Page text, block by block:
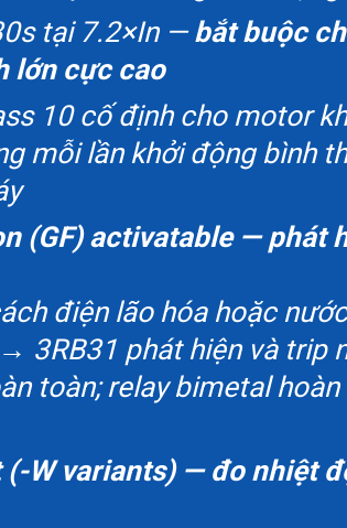
tại 7.2×In —bắt buộc
lớn cực cao
10 cố định cho motor
mỗi lần khởi động bình
(GF) activatable — phát
điện lão hóa hoặc
3RB31 phát hiện và trip
toàn; relay bimetal
W variants) — đo nhiệt